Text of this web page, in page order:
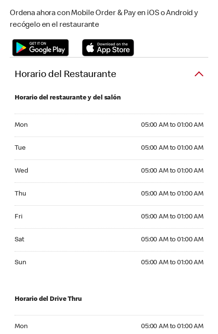
Ordena ahora con Mobile Order & Pay en iOS o Android y
recógelo en el restaurante
Horario del Restaurante
Horario del restaurante y del salón
Mon 05:00 AM to 01:00 AM
Tue 05:00 AM to 01:00 AM
Wed 05:00 AM to 01:00 AM
Thu 05:00 AM to 01:00 AM
Fri 05:00 AM to 01:00 AM
Sat 05:00 AM to 01:00 AM
Sun 05:00 AM to 01:00 AM
Horario del Drive Thru
Mon 05:00 AM to 01:00 AM